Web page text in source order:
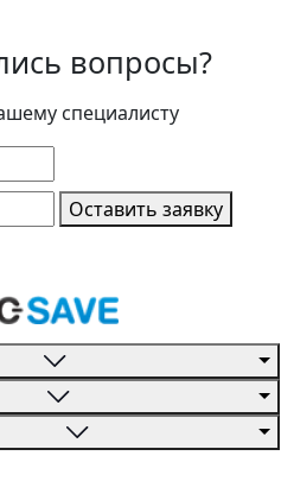
вопросы?
специалисту
Оставить заявку